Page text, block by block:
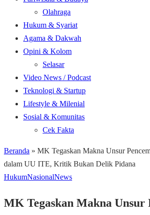
Olahraga
Hukum & Syariat
Agama & Dakwah
Opini & Kolom
Selasar
Video News / Podcast
Teknologi & Startup
Lifestyle & Milenial
Sosial & Komunitas
Cek Fakta
Beranda » MK Tegaskan Makna Unsur
dalam UU ITE, Kritik Bukan Delik Pidana
HukumNasionalNews
MK Tegaskan Makna Unsur